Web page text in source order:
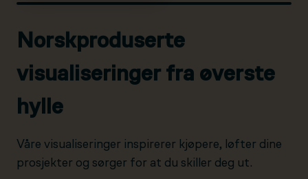
Norskproduserte
visualiseringer fra øverste
hylle
Våre visualiseringer inspirerer kjøpere, løfter dine
prosjekter og sørger for at du skiller deg ut.